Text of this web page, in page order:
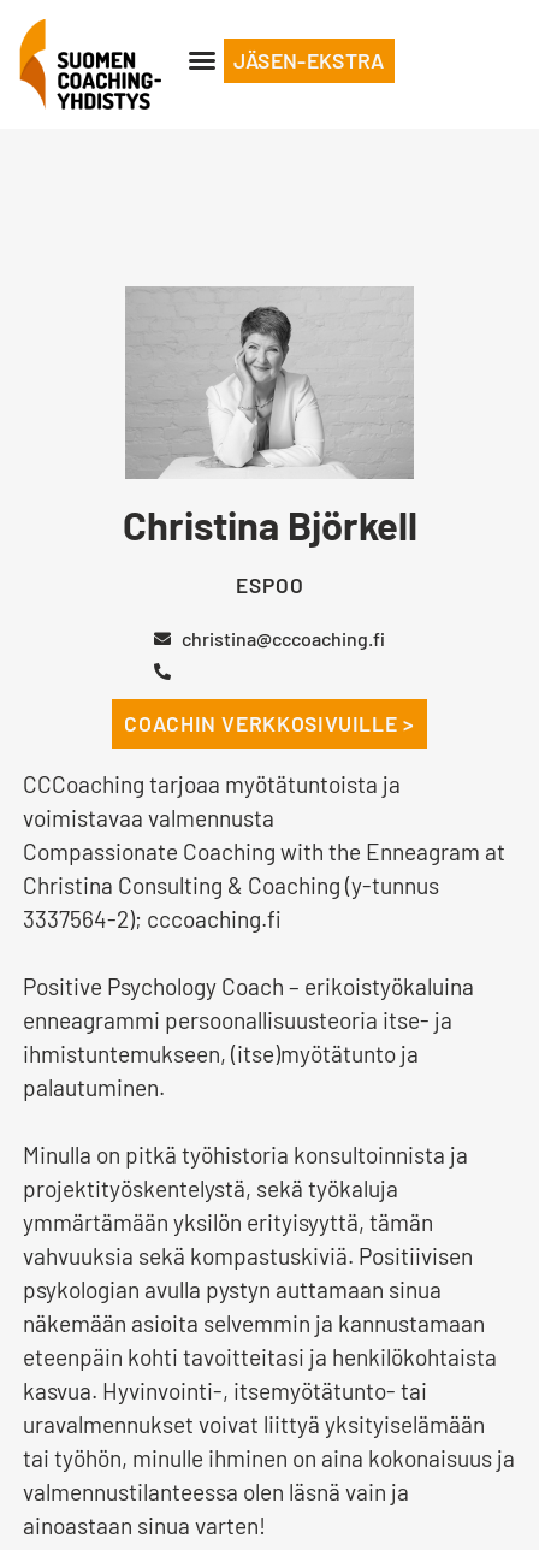
JÄSEN-EKSTRA
Christina Björkell
ESPOO
christina@cccoaching.fi
COACHIN VERKKOSIVUILLE >
CCCoaching tarjoaa myötätuntoista ja
voimistavaa valmennusta
Compassionate Coaching with the Enneagram at
Christina Consulting & Coaching (y-tunnus
3337564-2); cccoaching.fi
Positive Psychology Coach – erikoistyökaluina
enneagrammi persoonallisuusteoria itse- ja
ihmistuntemukseen, (itse)myötätunto ja
palautuminen.
Minulla on pitkä työhistoria konsultoinnista ja
projektityöskentelystä, sekä työkaluja
ymmärtämään yksilön erityisyyttä, tämän
vahvuuksia sekä kompastuskiviä. Positiivisen
psykologian avulla pystyn auttamaan sinua
näkemään asioita selvemmin ja kannustamaan
eteenpäin kohti tavoitteitasi ja henkilökohtaista
kasvua. Hyvinvointi-, itsemyötätunto- tai
uravalmennukset voivat liittyä yksityiselämään
tai työhön, minulle ihminen on aina kokonaisuus ja
valmennustilanteessa olen läsnä vain ja
ainoastaan sinua varten!